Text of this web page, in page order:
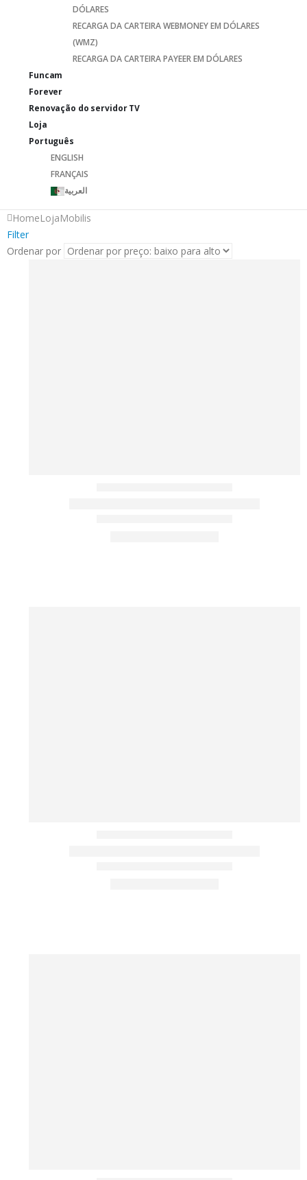
DÓLARES
RECARGA DA CARTEIRA WEBMONEY EM DÓLARES
(WMZ)
RECARGA DA CARTEIRA PAYEER EM DÓLARES
Funcam
Forever
Renovação do servidor TV
Loja
Português
ENGLISH
FRANÇAIS
العربية
HomeLojaMobilis
Filter
Ordenar por